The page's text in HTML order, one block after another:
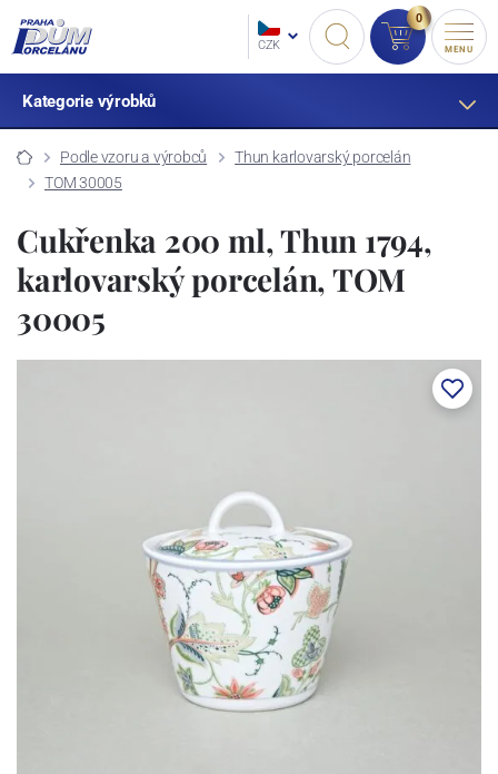
CZK
0
MENU
Kategorie výrobků
Podle vzoru a výrobců
Thun karlovarský porcelán
TOM 30005
Cukřenka 200 ml, Thun 1794,
karlovarský porcelán, TOM
30005